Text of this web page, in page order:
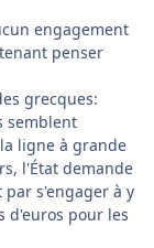
engagement
penser
grecques:
semblent
ligne à grande
l'État demande
par s'engager à y
d'euros pour les